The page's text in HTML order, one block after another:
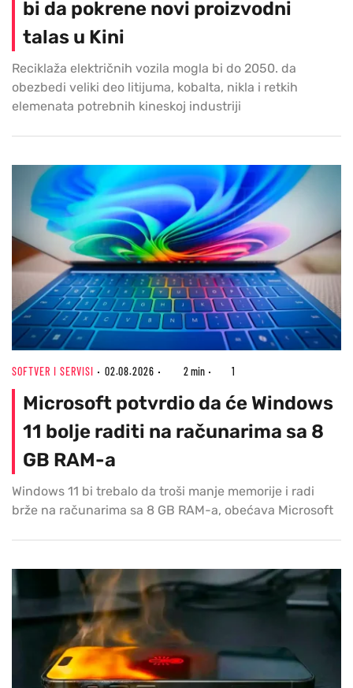
bi da pokrene novi proizvodni
talas u Kini
Reciklaža električnih vozila mogla bi do 2050. da
obezbedi veliki deo litijuma, kobalta, nikla i retkih
elemenata potrebnih kineskoj industriji
SOFTVER I SERVISI 02.08.2026 2 min 1
Microsoft potvrdio da će Windows
11 bolje raditi na računarima sa 8
GB RAM-a
Windows 11 bi trebalo da troši manje memorije i radi
brže na računarima sa 8 GB RAM-a, obećava Microsoft